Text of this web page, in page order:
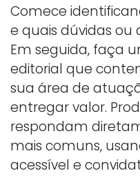
Comece
e quais dúvidas ou
Em seguida, faça
editorial que
sua área de
entregar valor.
respondam
mais comuns,
acessível e